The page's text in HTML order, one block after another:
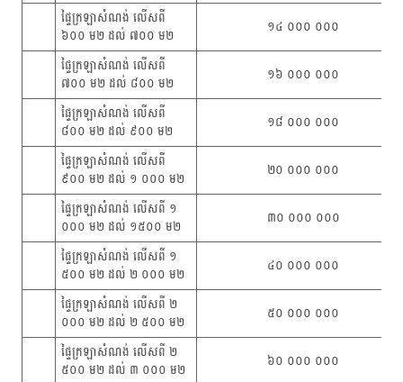
ផ្ទៃក្រឡាសំណង់ លើសពី
៦០០ ម២ ដល់ ៧០០ ម២
១៤ ០០០ ០០០
ផ្ទៃក្រឡាសំណង់ លើសពី
៧០០ ម២ ដល់ ៨០០ ម២
១៦ ០០០ ០០០
ផ្ទៃក្រឡាសំណង់ លើសពី
៨០០ ម២ ដល់ ៩០០ ម២
១៨ ០០០ ០០០
ផ្ទៃក្រឡាសំណង់ លើសពី
៩០០ ម២ ដល់ ១ ០០០ ម២
២០ ០០០ ០០០
ផ្ទៃក្រឡាសំណង់ លើសពី ១
០០០ ម២ ដល់ ១៥០០ ម២
៣០ ០០០ ០០០
ផ្ទៃក្រឡាសំណង់ លើសពី ១
៥០០ ម២ ដល់ ២ ០០០ ម២
៤០ ០០០ ០០០
ផ្ទៃក្រឡាសំណង់ លើសពី ២
០០០ ម២ ដល់ ២ ៥០០ ម២
៥០ ០០០ ០០០
ផ្ទៃក្រឡាសំណង់ លើសពី ២
៥០០ ម២ ដល់ ៣ ០០០ ម២
៦០ ០០០ ០០០